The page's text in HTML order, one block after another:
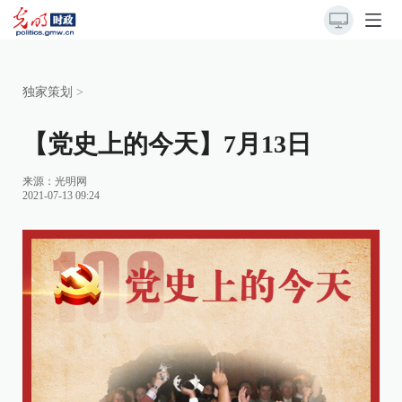
独家策划 >
【党史上的今天】7月13日
来源： 光明网
2021-07-13 09:24